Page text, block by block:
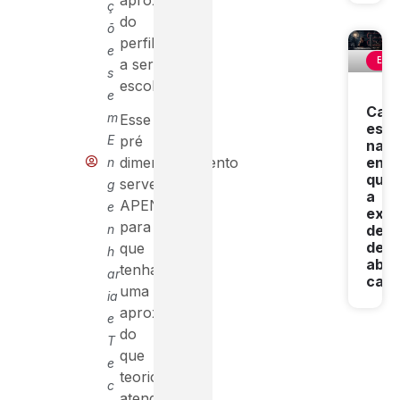
ç
õ
e
s
e
m
E
n
g
e
n
h
ar
ia
e
T
e
c
do
perfil
a ser
escolhido.
Esse
pré
dimensionamento
serve
APENAS
para
que
tenha
uma
aproximação
do
que
teoricamente
na
a
de
abrir